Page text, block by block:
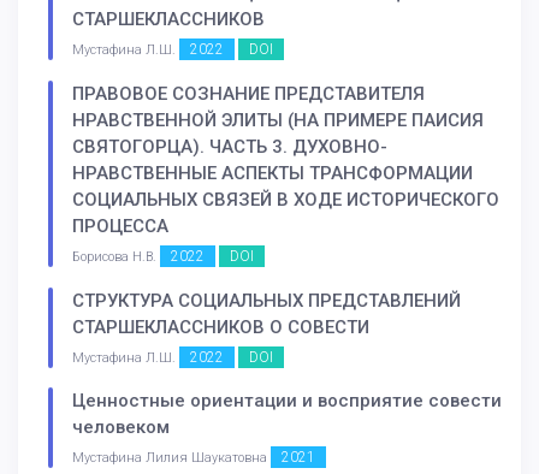
СТАРШЕКЛАССНИКОВ
Мустафина Л.Ш. 2022 DOI
ПРАВОВОЕ СОЗНАНИЕ ПРЕДСТАВИТЕЛЯ
НРАВСТВЕННОЙ ЭЛИТЫ (НА ПРИМЕРЕ ПАИСИЯ
СВЯТОГОРЦА). ЧАСТЬ 3. ДУХОВНО-
НРАВСТВЕННЫЕ АСПЕКТЫ ТРАНСФОРМАЦИИ
СОЦИАЛЬНЫХ СВЯЗЕЙ В ХОДЕ ИСТОРИЧЕСКОГО
ПРОЦЕССА
Борисова Н.В. 2022 DOI
СТРУКТУРА СОЦИАЛЬНЫХ ПРЕДСТАВЛЕНИЙ
СТАРШЕКЛАССНИКОВ О СОВЕСТИ
Мустафина Л.Ш. 2022 DOI
Ценностные ориентации и восприятие совести
человеком
Мустафина Лилия Шаукатовна 2021